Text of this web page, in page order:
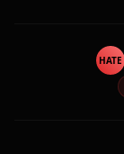
HATE